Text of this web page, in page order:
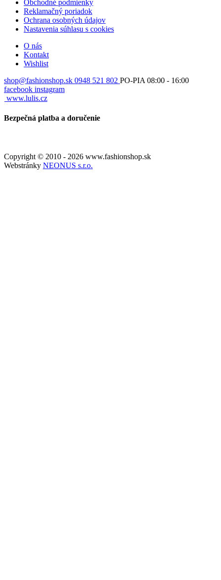
Obchodné podmienky
Reklamačný poriadok
Ochrana osobných údajov
Nastavenia súhlasu s cookies
O nás
Kontakt
Wishlist
shop@fashionshop.sk 0948 521 802 PO-PIA 08:00 - 16:00
facebook instagram
www.lulis.cz
Bezpečná platba a doručenie
Copyright © 2010 - 2026 www.fashionshop.sk
Webstránky NEONUS s.r.o.